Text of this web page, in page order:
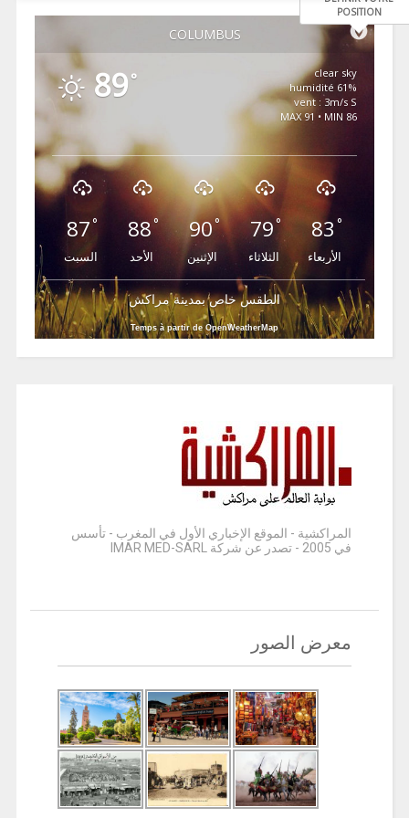
COLUMBUS
POSITION
89 °
clear sky
61% humidité
vent : 3m/s S
MAX 91 • MIN 86
87°
السبت
88°
الأحد
90°
الإثنين
79°
الثلاثاء
83 °
الأربعاء
الطقس خاص بمدينة مراكش
Temps à partir de OpenWeatherMap
المراكشية - الموقع الإخباري الأول في المغرب - تأسس
في 2005 - تصدر عن شركة IMAR MED-SARL
معرض الصور